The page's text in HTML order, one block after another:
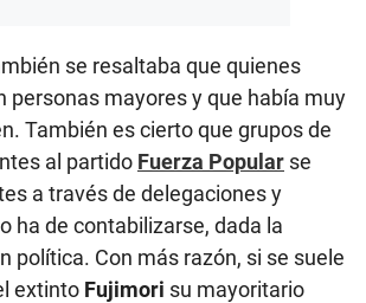
se resaltaba que quienes
personas mayores y que había muy
También es cierto que grupos de
al partido Fuerza Popular se
a través de delegaciones y
ha de contabilizarse, dada la
política. Con más razón, si se suele
extinto Fujimori su mayoritario